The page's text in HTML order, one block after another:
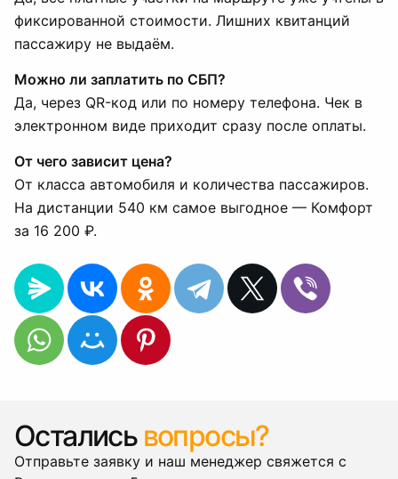
фиксированной стоимости. Лишних квитанций
пассажиру не выдаём.
Можно ли заплатить по СБП?
Да, через QR-код или по номеру телефона. Чек в
электронном виде приходит сразу после оплаты.
От чего зависит цена?
От класса автомобиля и количества пассажиров.
На дистанции 540 км самое выгодное — Комфорт
за 16 200 ₽.
Остались вопросы?
Отправьте заявку и наш менеджер свяжется с